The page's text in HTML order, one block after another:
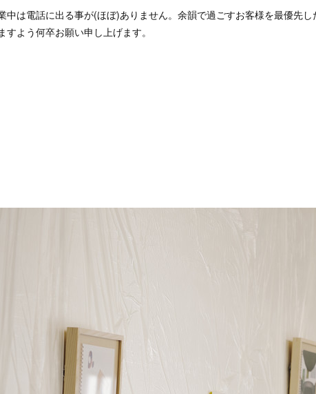
中は電話に出る事が(ほぼ)ありません。余韻で過ごすお客様を最優先
すよう何卒お願い申し上げます。